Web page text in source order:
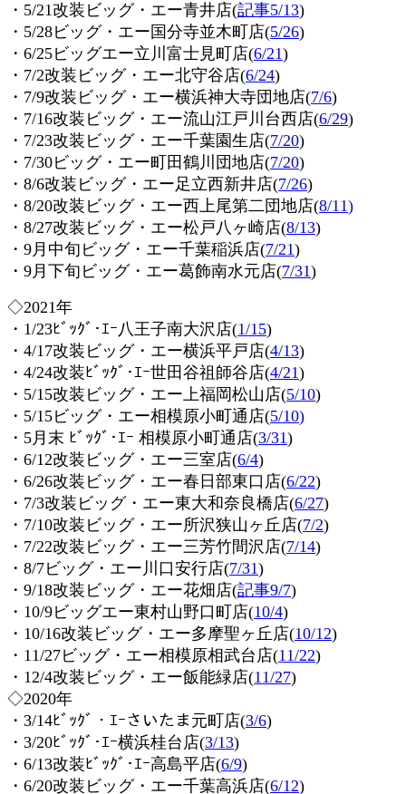
・5/21改装ビッグ・エー青井店(記事5/13)
・5/28ビッグ・エー国分寺並木町店(5/26)
・6/25ビッグエー立川富士見町店(6/21)
・7/2改装ビッグ・エー北守谷店(6/24)
・7/9改装ビッグ・エー横浜神大寺団地店(7/6)
・7/16改装ビッグ・エー流山江戸川台西店(6/29)
・7/23改装ビッグ・エー千葉園生店(7/20)
・7/30ビッグ・エー町田鶴川団地店(7/20)
・8/6改装ビッグ・エー足立西新井店(7/26)
・8/20改装ビッグ・エー西上尾第二団地店(8/11)
・8/27改装ビッグ・エー松戸八ヶ崎店(8/13)
・9月中旬ビッグ・エー千葉稲浜店(7/21)
・9月下旬ビッグ・エー葛飾南水元店(7/31)
◇2021年
・1/23ﾋﾞｯｸﾞ･ｴｰ八王子南大沢店(1/15)
・4/17改装ビッグ・エー横浜平戸店(4/13)
・4/24改装ﾋﾞｯｸﾞ･ｴｰ世田谷祖師谷店(4/21)
・5/15改装ビッグ・エー上福岡松山店(5/10)
・5/15ビッグ・エー相模原小町通店(5/10)
・5月末 ﾋﾞｯｸﾞ･ｴｰ 相模原小町通店(3/31)
・6/12改装ビッグ・エー三室店(6/4)
・6/26改装ビッグ・エー春日部東口店(6/22)
・7/3改装ビッグ・エー東大和奈良橋店(6/27)
・7/10改装ビッグ・エー所沢狭山ヶ丘店(7/2)
・7/22改装ビッグ・エー三芳竹間沢店(7/14)
・8/7ビッグ・エー川口安行店(7/31)
・9/18改装ビッグ・エー花畑店(記事9/7)
・10/9ビッグエー東村山野口町店(10/4)
・10/16改装ビッグ・エー多摩聖ヶ丘店(10/12)
・11/27ビッグ・エー相模原相武台店(11/22)
・12/4改装ビッグ・エー飯能緑店(11/27)
◇2020年
・3/14ﾋﾞｯｸﾞ・ｴｰさいたま元町店(3/6)
・3/20ﾋﾞｯｸﾞ･ｴｰ横浜桂台店(3/13)
・6/13改装ﾋﾞｯｸﾞ･ｴｰ高島平店(6/9)
・6/20改装ビッグ・エー千葉高浜店(6/12)